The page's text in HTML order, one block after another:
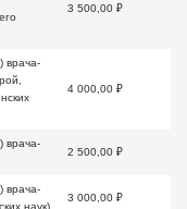
3 500,00 ₽
врача-
4 000,00 ₽
врача-
2 500,00 ₽
врача-
наук)
3 000,00 ₽